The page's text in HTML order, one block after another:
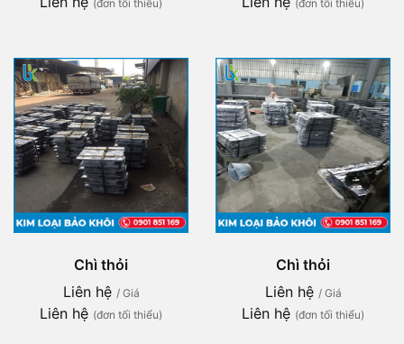
(đơn tối thiểu) (đơn tối thiểu)
Chì thỏi
Liên hệ / Giá
Liên hệ (đơn tối thiểu)
Chì thỏi
Liên hệ / Giá
Liên hệ (đơn tối thiểu)